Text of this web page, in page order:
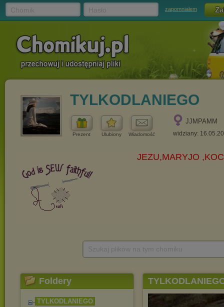
zapomniałem
TYLKODLANIEGO
Prezent Ulubiony Wiadomość
JJMPAMM
widziany:
Foldery
TYLKODLANIEGO